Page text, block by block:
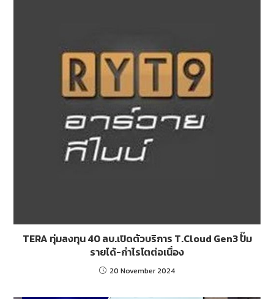
TERA ทุ่มลงทุน 40 ลบ.เปิดตัวบริการ T.Cloud Gen3 ปั๊ม
รายได้-กำไรโตต่อเนื่อง
20 November 2024